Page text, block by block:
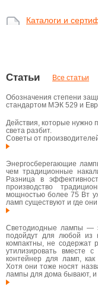
Каталоги и
Статьи Все статьи
Обозначения степени
стандартом МЭК 529 и
Действия, которые нужно
света разбит.
Советы от
Энергосберегающие
чем традиционные
Разница в
производство
мощностью более 75 Вт
ламп существуют и где
Светодиодные лампы —
подойдут для любой из
компактны, не содержат
утилизировать вместе
контейнер для ламп,
Хотя они тоже носят
лампы для дома бывают, и